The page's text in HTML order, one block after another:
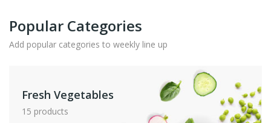
Popular Categories
Add popular categories to weekly line up
Fresh Vegetables
15 products